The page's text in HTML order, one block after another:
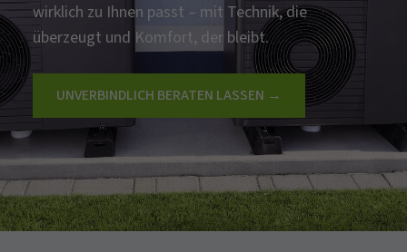
Photovoltaik
Smart Home
HOME Konfigurator
PV-Anlagen
Gebäudeautomation
wirklich zu Ihnen passt – mit Technik, die
überzeugt und Komfort, der bleibt.
UNVERBINDLICH BERATEN LASSEN →